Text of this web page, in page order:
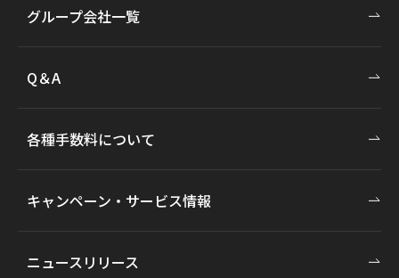
グループ会社一覧
Q＆A
各種手数料について
キャンペーン・サービス情報
ニュースリリース